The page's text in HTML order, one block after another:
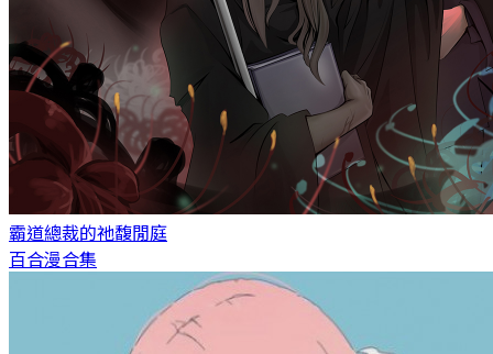
霸道總裁的祂馥閒庭
百合漫合集